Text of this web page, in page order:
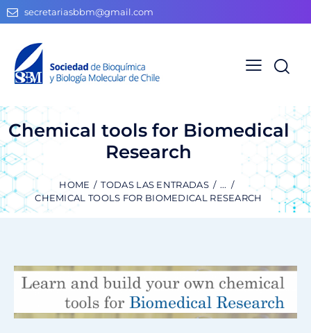
secretariasbbm@gmail.com
Chemical tools for Biomedical
Research
HOME TODAS LAS ENTRADAS
...
CHEMICAL TOOLS FOR BIOMEDICAL RESEARCH